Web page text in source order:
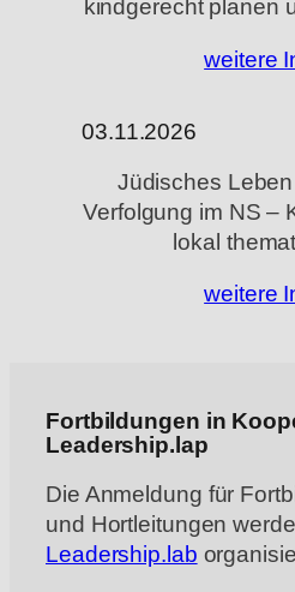
kindgerecht planen
weitere
03.11.2026
Jüdisches
Verfolgung im NS –
lokal
weitere
Fortbildungen in
Leadership.lap
Die Anmeldung für
und Hortleitungen
Leadership.lab